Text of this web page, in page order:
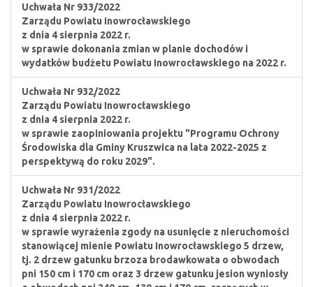
Uchwała Nr 933/2022
Zarządu Powiatu Inowrocławskiego
z dnia 4 sierpnia 2022 r.
w sprawie dokonania zmian w planie dochodów i
wydatków budżetu Powiatu Inowrocławskiego na 2022 r.
Uchwała Nr 932/2022
Zarządu Powiatu Inowrocławskiego
z dnia 4 sierpnia 2022 r.
w sprawie zaopiniowania projektu "Programu Ochrony
Środowiska dla Gminy Kruszwica na lata 2022-2025 z
perspektywą do roku 2029".
Uchwała Nr 931/2022
Zarządu Powiatu Inowrocławskiego
z dnia 4 sierpnia 2022 r.
w sprawie wyrażenia zgody na usunięcie z nieruchomości
stanowiącej mienie Powiatu Inowrocławskiego 5 drzew,
tj. 2 drzew gatunku brzoza brodawkowata o obwodach
pni 150 cm i 170 cm oraz 3 drzew gatunku jesion wyniosły